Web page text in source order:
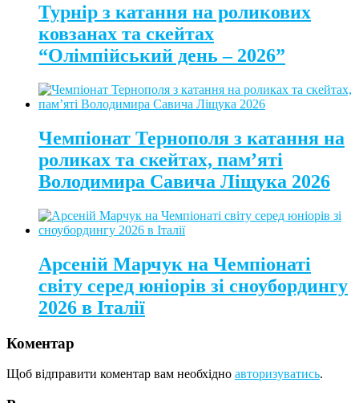
Турнір з катання на роликових
ковзанах та скейтах
“Олімпійський день – 2026”
Чемпіонат Тернополя з катання на
роликах та скейтах, пам’яті
Володимира Савича Ліщука 2026
Арсеній Марчук на Чемпіонаті
світу серед юніорів зі сноубордингу
2026 в Італії
Коментар
Щоб відправити коментар вам необхідно авторизуватись.